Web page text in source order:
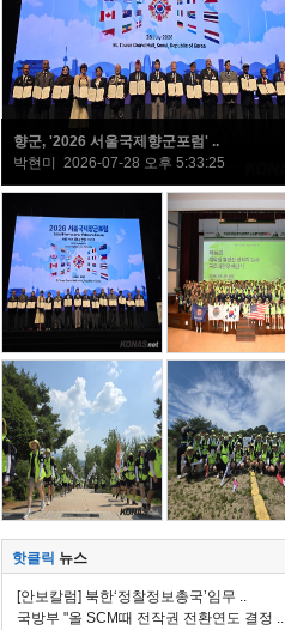
향군, '2026 서울국제향군포럼' ..
박현미 2026-07-28 오후 5:33:25
핫클릭 뉴스
[안보칼럼] 북한‘정찰정보총국’임무 ..
국방부 "올 SCM때 전작권 전환연도 결정 ..